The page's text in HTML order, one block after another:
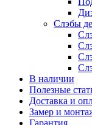
Слэбы
В наличии
Полезные
Доставка и
Замер и
Гарантия